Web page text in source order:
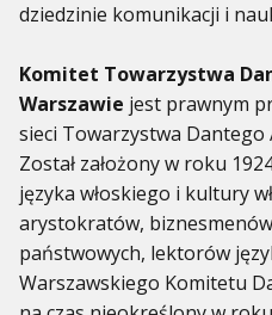
dziedzinie komunikacji i
Komitet Towarzystwa
Warszawie jest prawnym
sieci Towarzystwa Dantego
Został założony w roku
języka włoskiego i kultury
arystokratów,
państwowych, lektorów
Warszawskiego Komitetu